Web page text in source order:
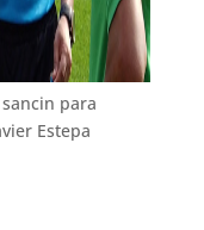
la siguiente
de 2025.
para
Estepa